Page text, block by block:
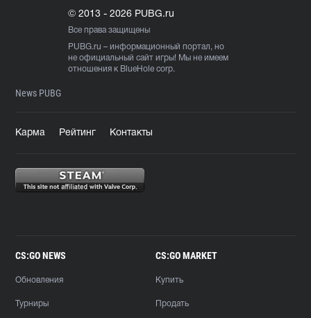
© 2013 - 2026 PUBG.ru
Все права защищены
PUBG.ru – информационный портал, но
не официальный сайт игры! Мы не имеем
отношения к BlueHole corp.
News PUBG
Карма Рейтинг Контакты
CS:GO NEWS
Обновления
Турниры
CS:GO MARKET
Купить
Продать